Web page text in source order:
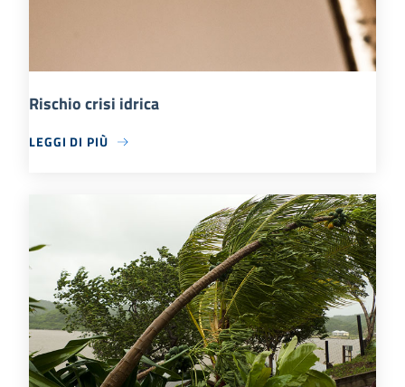
Rischio crisi idrica
LEGGI DI PIÙ